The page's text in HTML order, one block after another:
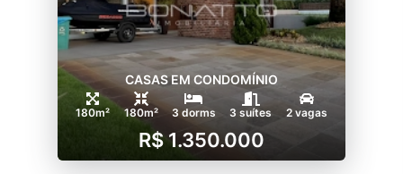
CASAS EM CONDOMÍNIO
180m² 180m² 3 dorms 3 suítes 2 vagas
R$ 1.350.000